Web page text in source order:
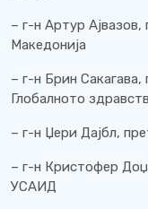
– г-н Артур
Македонија
– г-н Брин
Глобалното
– г-н Џери Дајбл,
– г-н Кристофер
УСАИД